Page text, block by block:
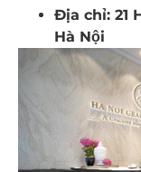
Địa chỉ: 21
Hà Nội